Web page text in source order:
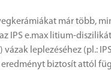
már több,
IPS e.max litium-
) vázak leplezéséhez (pl.:
biztosít attól